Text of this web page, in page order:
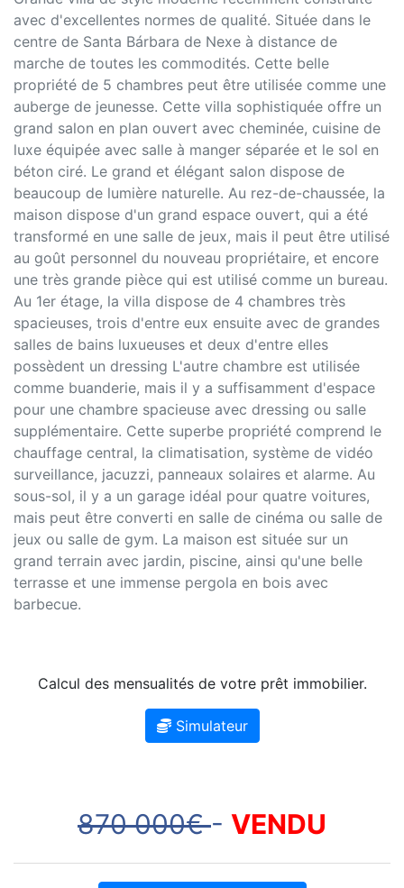
avec d'excellentes normes de qualité. Située dans le
centre de Santa Bárbara de Nexe à distance de
marche de toutes les commodités. Cette belle
propriété de 5 chambres peut être utilisée comme une
auberge de jeunesse. Cette villa sophistiquée offre un
grand salon en plan ouvert avec cheminée, cuisine de
luxe équipée avec salle à manger séparée et le sol en
béton ciré. Le grand et élégant salon dispose de
beaucoup de lumière naturelle. Au rez-de-chaussée, la
maison dispose d'un grand espace ouvert, qui a été
transformé en une salle de jeux, mais il peut être utilisé
au goût personnel du nouveau propriétaire, et encore
une très grande pièce qui est utilisé comme un bureau.
Au 1er étage, la villa dispose de 4 chambres très
spacieuses, trois d'entre eux ensuite avec de grandes
salles de bains luxueuses et deux d'entre elles
possèdent un dressing L'autre chambre est utilisée
comme buanderie, mais il y a suffisamment d'espace
pour une chambre spacieuse avec dressing ou salle
supplémentaire. Cette superbe propriété comprend le
chauffage central, la climatisation, système de vidéo
surveillance, jacuzzi, panneaux solaires et alarme. Au
sous-sol, il y a un garage idéal pour quatre voitures,
mais peut être converti en salle de cinéma ou salle de
jeux ou salle de gym. La maison est située sur un
grand terrain avec jardin, piscine, ainsi qu'une belle
terrasse et une immense pergola en bois avec
barbecue.
Calcul des mensualités de votre prêt immobilier.
Simulateur
870 000€- VENDU